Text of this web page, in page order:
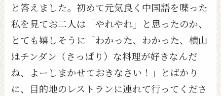
と答えました。初めて元気良く中国語を喋った
私を見てお二人は「やれやれ」と思ったのか、
とても嬉しそうに「わかった、わかった、横山
はチンダン（さっぱり）な料理が好きなんだ
ね、よーしまかせておきなさい！」とばかり
に、目的地のレストランに連れて行ってくださ